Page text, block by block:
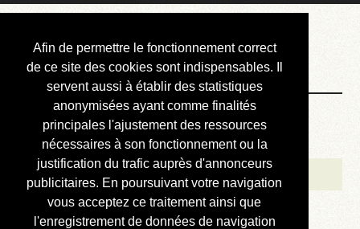
Afin de permettre le fonctionnement correct
de ce site des cookies sont indispensables. Il
servent aussi à établir des statistiques
anonymisées ayant comme finalités
principales l'ajustement des ressources
nécessaires à son fonctionnement ou la
justification du trafic auprès d'annonceurs
publicitaires. En poursuivant votre navigation
vous acceptez ce traitement ainsi que
l'enregistrement de données de navigation
Courbis, « LE »
Blog Officiel
Bienvenue
Réalisations
Divers (et d’été)
Annonces